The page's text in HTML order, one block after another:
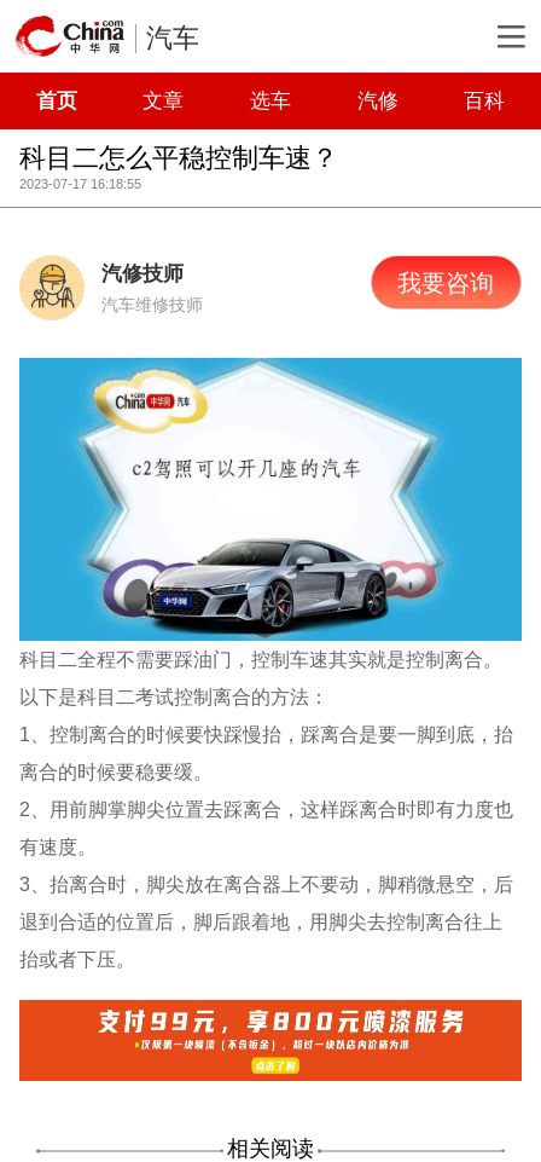
汽车
首页 文章 选车 汽修 百科
科目二怎么平稳控制车速？
2023-07-17 16:18:55
汽修技师
汽车维修技师
我要咨询
科目二全程不需要踩油门，控制车速其实就是控制离合。
以下是科目二考试控制离合的方法：
1、控制离合的时候要快踩慢抬，踩离合是要一脚到底，抬
离合的时候要稳要缓。
2、用前脚掌脚尖位置去踩离合，这样踩离合时即有力度也
有速度。
3、抬离合时，脚尖放在离合器上不要动，脚稍微悬空，后
退到合适的位置后，脚后跟着地，用脚尖去控制离合往上
抬或者下压。
相关阅读